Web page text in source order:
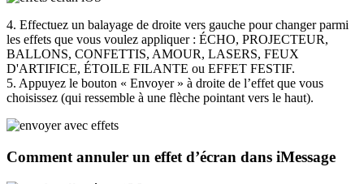
4. Effectuez un balayage de droite vers gauche pour changer parmi
les effets que vous voulez appliquer : ÉCHO, PROJECTEUR,
BALLONS, CONFETTIS, AMOUR, LASERS, FEUX
D'ARTIFICE, ÉTOILE FILANTE ou EFFET FESTIF.
5. Appuyez le bouton « Envoyer » à droite de l’effet que vous
choisissez (qui ressemble à une flèche pointant vers le haut).
Comment annuler un effet d’écran dans iMessage